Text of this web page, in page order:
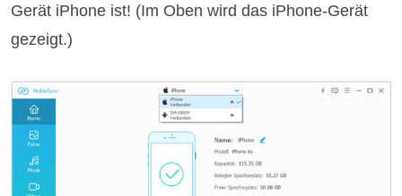
Gerät iPhone ist! (Im Oben wird das iPhone-Gerät
gezeigt.)